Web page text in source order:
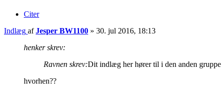
Citer
Indlæg afJesper BW1100 » 30. jul 2016, 18:13
henker skrev:
Ravnen skrev:Dit indlæg her hører til i den anden
hvorhen??